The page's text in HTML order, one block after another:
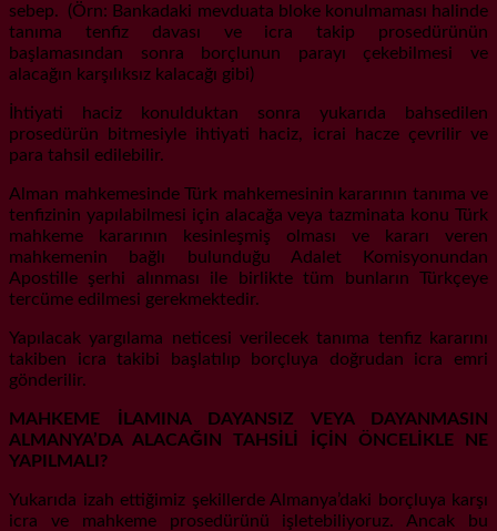
sebep. (Örn: Bankadaki mevduata bloke konulmaması halinde
tanıma tenfiz davası ve icra takip prosedürünün
başlamasından sonra borçlunun parayı çekebilmesi ve
alacağın karşılıksız kalacağı gibi)
İhtiyati haciz konulduktan sonra yukarıda bahsedilen
prosedürün bitmesiyle ihtiyati haciz, icrai hacze çevrilir ve
para tahsil edilebilir.
Alman mahkemesinde Türk mahkemesinin kararının tanıma ve
tenfizinin yapılabilmesi için alacağa veya tazminata konu Türk
mahkeme kararının kesinleşmiş olması ve kararı veren
mahkemenin bağlı bulunduğu Adalet Komisyonundan
Apostille şerhi alınması ile birlikte tüm bunların Türkçeye
tercüme edilmesi gerekmektedir.
Yapılacak yargılama neticesi verilecek tanıma tenfiz kararını
takiben icra takibi başlatılıp borçluya doğrudan icra emri
gönderilir.
MAHKEME İLAMINA DAYANSIZ VEYA DAYANMASIN
ALMANYA’DA ALACAĞIN TAHSİLİ İÇİN ÖNCELİKLE NE
YAPILMALI?
Yukarıda izah ettiğimiz şekillerde Almanya’daki borçluya karşı
icra ve mahkeme prosedürünü işletebiliyoruz. Ancak bu